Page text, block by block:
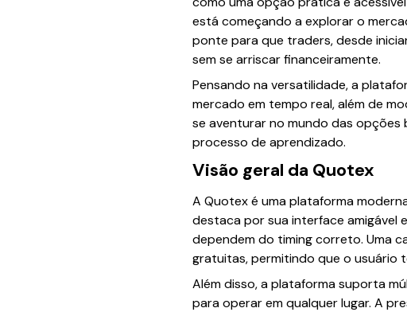
está começando a explorar o
ponte para que traders, desde
sem se arriscar financeiramente.
Pensando na versatilidade, a
mercado em tempo real, além de
se aventurar no mundo das
processo de aprendizado.
Visão geral da Quotex
A Quotex é uma plataforma
destaca por sua interface amigável
dependem do timing correto. Uma
gratuitas, permitindo que o usuário
Além disso, a plataforma suporta
para operar em qualquer lugar. A